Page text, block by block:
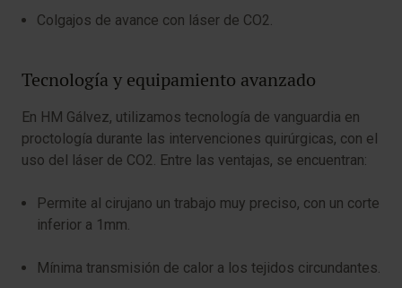
Colgajos de avance con láser de CO2.
Tecnología y equipamiento avanzado
En HM Gálvez, utilizamos tecnología de vanguardia en
proctología durante las intervenciones quirúrgicas, con el
uso del láser de CO2. Entre las ventajas, se encuentran:
Permite al cirujano un trabajo muy preciso, con un corte
inferior a 1mm.
Mínima transmisión de calor a los tejidos circundantes.